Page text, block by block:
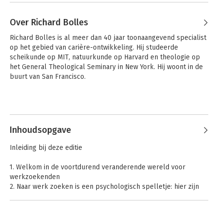
Over Richard Bolles
Richard Bolles is al meer dan 40 jaar toonaangevend specialist
op het gebied van carière-ontwikkeling. Hij studeerde
scheikunde op MIT, natuurkunde op Harvard en theologie op
het General Theological Seminary in New York. Hij woont in de
buurt van San Francisco.
Inhoudsopgave
Inleiding bij deze editie
1. Welkom in de voortdurend veranderende wereld voor
werkzoekenden
2. Naar werk zoeken is een psychologisch spelletje: hier zijn